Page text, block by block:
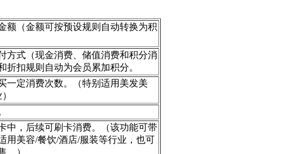
额（金额可按预设规则自动转换为积
方式（现金消费、储值消费和积分消
折扣规则自动为会员累加积分。
一定消费次数。（特别适用美发美
中，后续可刷卡消费。（该功能可带
用美容/餐饮/酒店/服装等行业，也可
。）